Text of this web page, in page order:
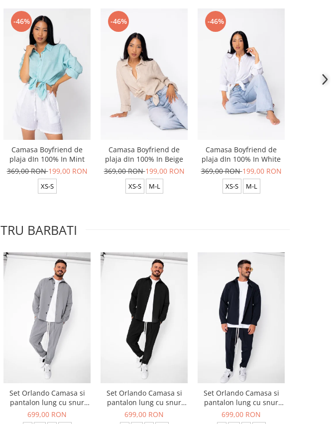
-46%
Camasa Boyfriend de
plaja dIn 100% In Mint
369,00 RON199,00 RON
XS-S
-46%
Camasa Boyfriend de
plaja dIn 100% In Beige
369,00 RON199,00 RON
XS-S M-L
-46%
Camasa Boyfriend de
plaja dIn 100% In White
369,00 RON199,00 RON
XS-S M-L
BARBATI
Set Orlando Camasa si
pantalon lung cu snur
Premium Grey
699,00 RON
Set Orlando Camasa si
pantalon lung cu snur
Premium Black
699,00 RON
Set Orlando Camasa si
pantalon lung cu snur
Premium Navy
699,00 RON